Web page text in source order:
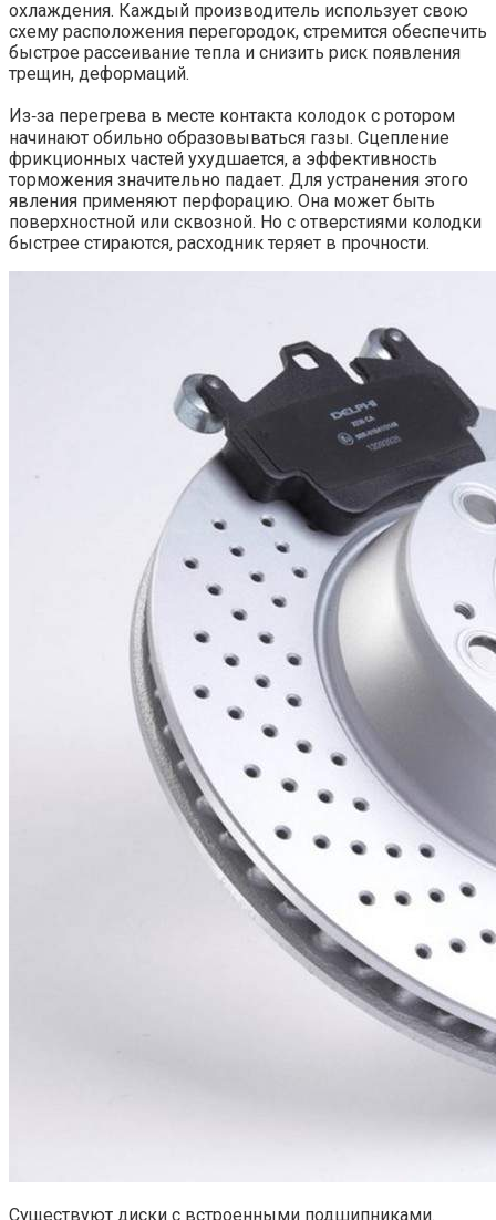
охлаждения. Каждый производитель использует свою
схему расположения перегородок, стремится обеспечить
быстрое рассеивание тепла и снизить риск появления
трещин, деформаций.
Из‐за перегрева в месте контакта колодок с ротором
начинают обильно образовываться газы. Сцепление
фрикционных частей ухудшается, а эффективность
торможения значительно падает. Для устранения этого
явления применяют перфорацию. Она может быть
поверхностной или сквозной. Но с отверстиями колодки
быстрее стираются, расходник теряет в прочности.
Существуют диски с встроенными подшипниками.